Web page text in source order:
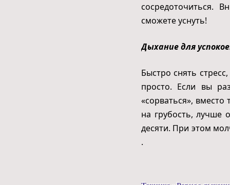
сосредоточиться.
сможете уснуть!
Дыхание для
Быстро снять
просто. Если вы
«сорваться»,
на грубость, лучше
десяти. При этом
.